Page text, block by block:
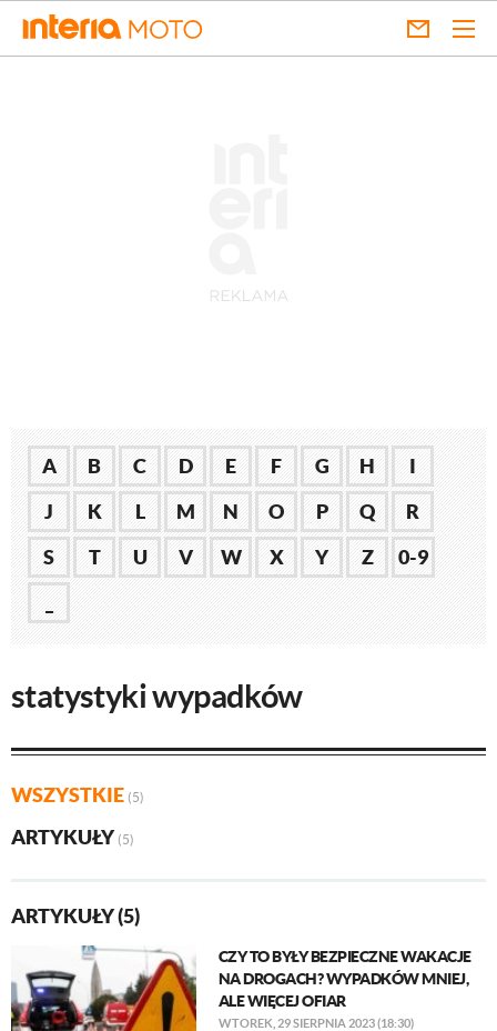
A B C D E F G H
I
J
K L M N O P Q
R
S
T U V W X Y Z
0-9
statystyki wypadków
WSZYSTKIE (5)
ARTYKUŁY (5)
ARTYKUŁY (5)
CZY TO BYŁY BEZPIECZNE WAKACJE
NA DROGACH? WYPADKÓW MNIEJ,
ALE WIĘCEJ OFIAR
WTOREK, 29 SIERPNIA 2023 (18:30)